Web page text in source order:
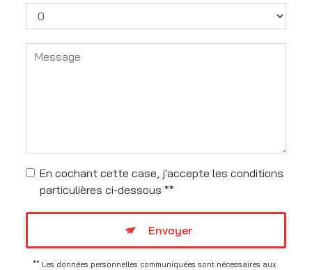
En cochant cette case, j'accepte les conditions
particulières ci-dessous **
Envoyer
** Les données personnelles communiquées sont nécessaires aux